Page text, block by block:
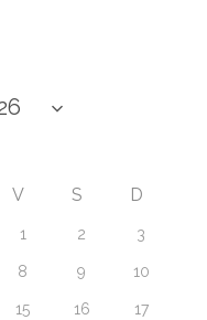
V S D
1 2 3
8 9 10
15 16 17